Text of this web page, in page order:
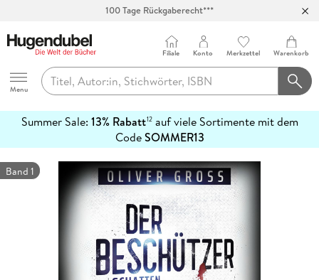
100 Tage Rückgaberecht***
Hugendubel
Menu
Filiale Konto Merkzettel Warenkorb
Summer Sale: 13% Rabatt12auf viele Sortimente mit dem
CodeSOMMER13
erfahren
Band 1